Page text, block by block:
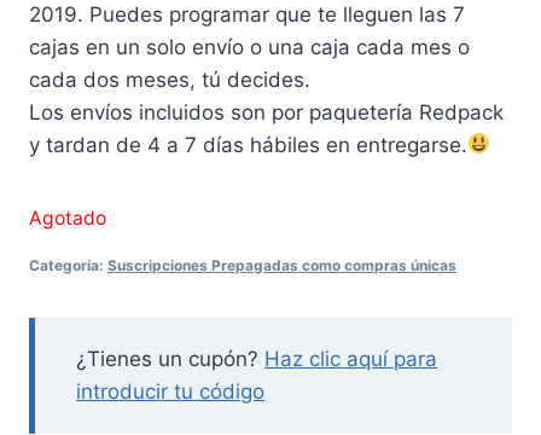
2019. Puedes programar que te lleguen las 7
cajas en un solo envío o una caja cada mes o
cada dos meses, tú decides.
Los envíos incluidos son por paquetería Redpack
y tardan de 4 a 7 días hábiles en entregarse.
Agotado
Categoría: Suscripciones Prepagadas como compras únicas
¿Tienes un cupón? Haz clic aquí para
introducir tu código